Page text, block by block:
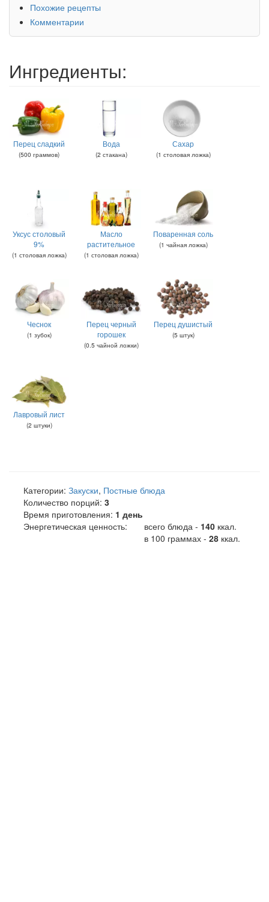
Похожие рецепты
Комментарии
Ингредиенты:
Перец сладкий
(500 граммов)
Вода
(2 стакана)
Сахар
(1 столовая ложка)
Уксус столовый
9%
(1 столовая ложка)
Масло
растительное
(1 столовая ложка)
Поваренная соль
(1 чайная ложка)
Чеснок
(1 зубок)
Перец черный
горошек
(0.5 чайной ложки)
Перец душистый
(5 штук)
Лавровый лист
(2 штуки)
Категории: Закуски, Постные блюда
Количество порций: 3
Время приготовления: 1 день
Энергетическая ценность:
всего блюда - 140 ккал.
в 100 граммах - 28 ккал.